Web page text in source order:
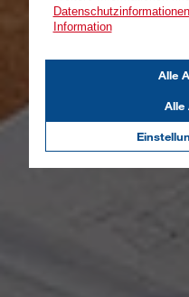
Datenschutzinformationen
Information
Alle
Alle